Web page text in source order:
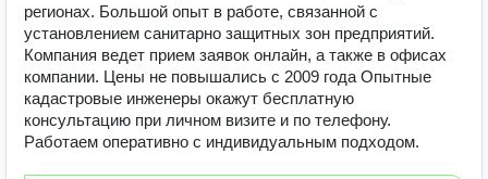
регионах. Большой опыт в работе, связанной с
установлением санитарно защитных зон предприятий.
Компания ведет прием заявок онлайн, а также в офисах
компании. Цены не повышались с 2009 года Опытные
кадастровые инженеры окажут бесплатную
консультацию при личном визите и по телефону.
Работаем оперативно с индивидуальным подходом.